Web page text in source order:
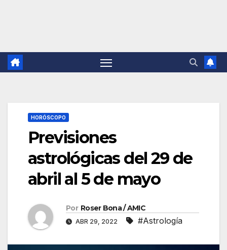
HORÓSCOPO
Previsiones
astrológicas del 29 de
abril al 5 de mayo
Por Roser Bona / AMIC
ABR 29, 2022 #Astrología